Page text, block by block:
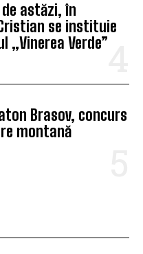
de astăzi, în
se instituie
„Vinerea Verde”
Brasov, concurs
montană